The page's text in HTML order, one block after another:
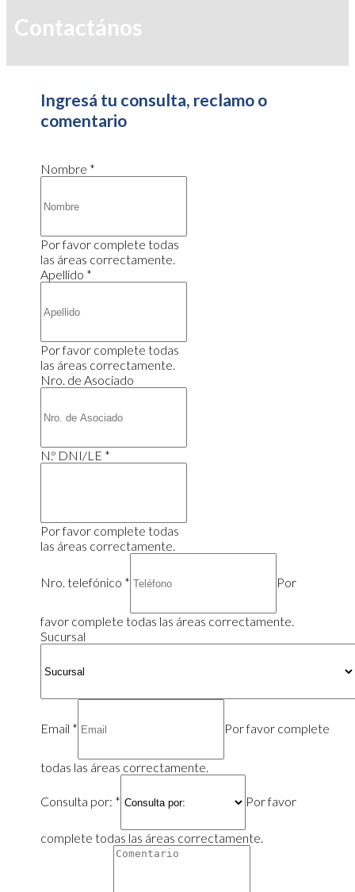
Contactános
Ingresá tu consulta, reclamo o
comentario
Nombre *
Por favor complete todas
las áreas correctamente.
Apellido *
Por favor complete todas
las áreas correctamente.
Nro. de Asociado
N.º DNI/LE *
Por favor complete todas
las áreas correctamente.
Nro. telefónico * Por
favor complete todas las áreas correctamente.
Sucursal
Email * Por favor complete
todas las áreas correctamente.
Consulta por: * Por favor
complete todas las áreas correctamente.